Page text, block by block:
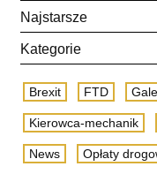
Najstarsze
Kategorie
Brexit FTD
Kierowca-mechanik
News Opłaty